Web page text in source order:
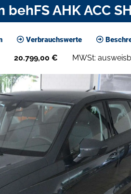
behFS AHK ACC
Verbrauchswerte
20.799,00 € MWSt: